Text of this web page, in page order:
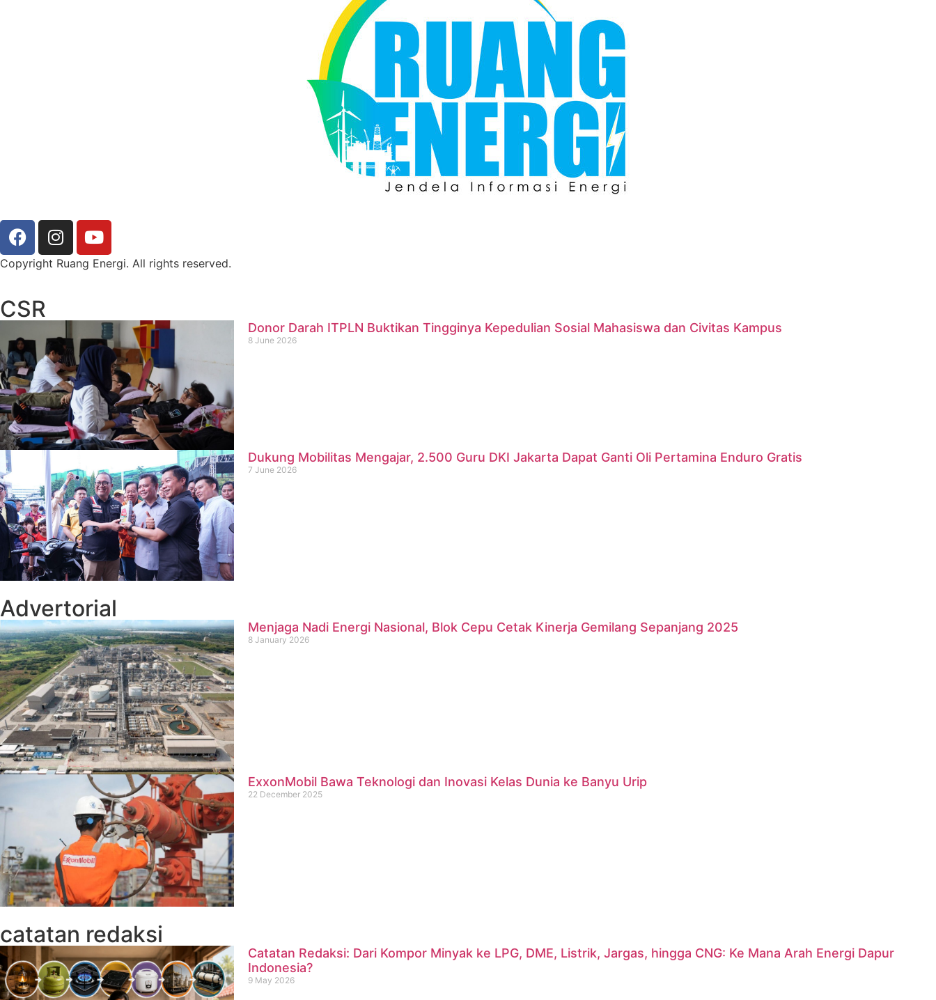
Copyright Ruang Energi. All rights reserved.
CSR
Donor Darah ITPLN Buktikan Tingginya Kepedulian Sosial Mahasiswa dan Civitas Kampus
8 June 2026
Dukung Mobilitas Mengajar, 2.500 Guru DKI Jakarta Dapat Ganti Oli Pertamina Enduro Gratis
7 June 2026
Advertorial
Menjaga Nadi Energi Nasional, Blok Cepu Cetak Kinerja Gemilang Sepanjang 2025
8 January 2026
ExxonMobil Bawa Teknologi dan Inovasi Kelas Dunia ke Banyu Urip
22 December 2025
catatan redaksi
Catatan Redaksi: Dari Kompor Minyak ke LPG, DME, Listrik, Jargas, hingga CNG: Ke Mana Arah Energi Dapur
Indonesia?
9 May 2026